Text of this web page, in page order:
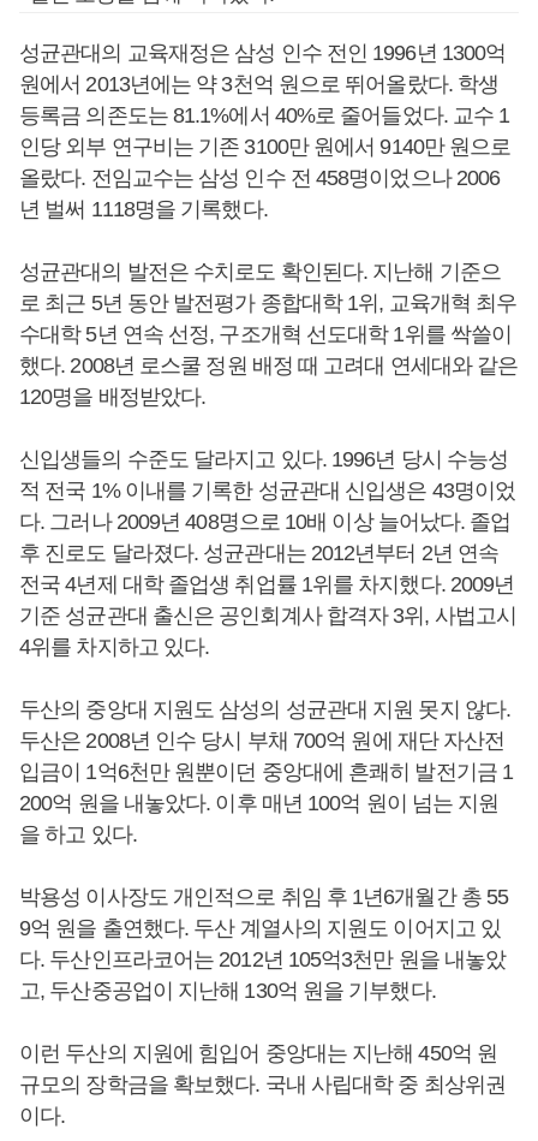
성균관대의 교육재정은 삼성 인수 전인 1996년 1300억
원에서 2013년에는 약 3천억 원으로 뛰어올랐다. 학생
등록금 의존도는 81.1%에서 40%로 줄어들었다. 교수 1
인당 외부 연구비는 기존 3100만 원에서 9140만 원으로
올랐다. 전임교수는 삼성 인수 전 458명이었으나 2006
년 벌써 1118명을 기록했다.
성균관대의 발전은 수치로도 확인된다. 지난해 기준으
로 최근 5년 동안 발전평가 종합대학 1위, 교육개혁 최우
수대학 5년 연속 선정, 구조개혁 선도대학 1위를 싹쓸이
했다. 2008년 로스쿨 정원 배정 때 고려대 연세대와 같은
120명을 배정받았다.
신입생들의 수준도 달라지고 있다. 1996년 당시 수능성
적 전국 1% 이내를 기록한 성균관대 신입생은 43명이었
다. 그러나 2009년 408명으로 10배 이상 늘어났다. 졸업
후 진로도 달라졌다. 성균관대는 2012년부터 2년 연속
전국 4년제 대학 졸업생 취업률 1위를 차지했다. 2009년
기준 성균관대 출신은 공인회계사 합격자 3위, 사법고시
4위를 차지하고 있다.
두산의 중앙대 지원도 삼성의 성균관대 지원 못지 않다.
두산은 2008년 인수 당시 부채 700억 원에 재단 자산전
입금이 1억6천만 원뿐이던 중앙대에 흔쾌히 발전기금 1
200억 원을 내놓았다. 이후 매년 100억 원이 넘는 지원
을 하고 있다.
박용성 이사장도 개인적으로 취임 후 1년6개월간 총 55
9억 원을 출연했다. 두산 계열사의 지원도 이어지고 있
다. 두산인프라코어는 2012년 105억3천만 원을 내놓았
고, 두산중공업이 지난해 130억 원을 기부했다.
이런 두산의 지원에 힘입어 중앙대는 지난해 450억 원
규모의 장학금을 확보했다. 국내 사립대학 중 최상위권
이다.